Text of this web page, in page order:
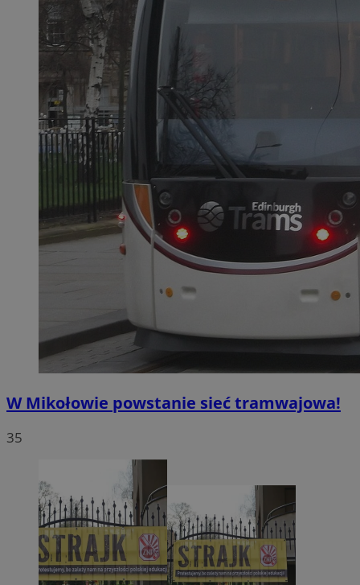
W Mikołowie powstanie sieć tramwajowa!
35